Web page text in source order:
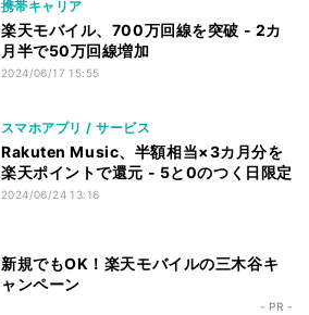
携帯キャリア
楽天モバイル、700万回線を突破 - 2カ
月半で50万回線増加
2024/06/17 15:55
スマホアプリ / サービス
Rakuten Music、半額相当×3カ月分を
楽天ポイントで還元 - 5と0のつく日限定
2024/06/24 13:16
新規でもOK！楽天モバイルの三木谷キ
ャンペーン
- PR -